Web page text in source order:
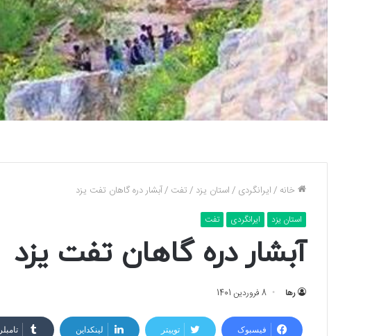
خانه /ایرانگردی /استان یزد /تفت /آبشار دره گاهان تفت یزد
استان یزد ایرانگردی تفت
آبشار دره گاهان تفت یزد
رها 8 فروردین 1401
فیسبوک توییتر لینکداین تامبلر